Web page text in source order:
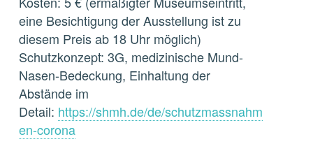
eine Besichtigung der Ausstellung ist zu
diesem Preis ab 18 Uhr möglich)
Schutzkonzept: 3G, medizinische Mund-
Nasen-Bedeckung, Einhaltung der
Abstände im
Detail: https://shmh.de/de/schutzmassnahm
en-corona